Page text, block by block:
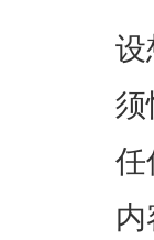
设
须
任
内